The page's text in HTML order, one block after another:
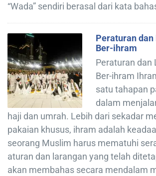
“Wada” sendiri berasal dari kata
Peraturan
Ber-ihram
Peraturan dan
Ber-ihram
satu tahapan
dalam
haji dan umrah. Lebih dari sekadar
pakaian khusus, ihram adalah
seorang Muslim harus mematuhi
aturan dan larangan yang telah
akan membahas secara mendalam